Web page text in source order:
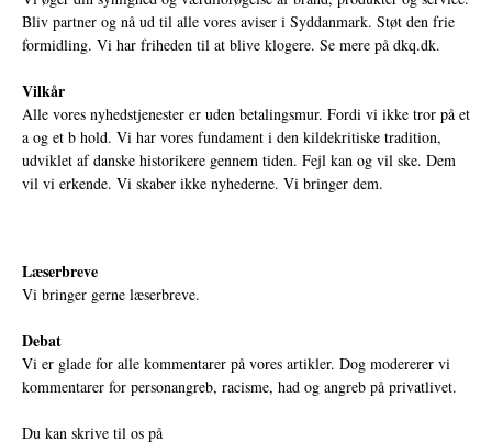
Bliv partner og nå ud til alle vores aviser i Syddanmark. Støt den frie
formidling. Vi har friheden til at blive klogere. Se mere på dkq.dk.
Vilkår
Alle vores nyhedstjenester er uden betalingsmur. Fordi vi ikke tror på et
a og et b hold. Vi har vores fundament i den kildekritiske tradition,
udviklet af danske historikere gennem tiden. Fejl kan og vil ske. Dem
vil vi erkende. Vi skaber ikke nyhederne. Vi bringer dem.
Læserbreve
Vi bringer gerne læserbreve.
Debat
Vi er glade for alle kommentarer på vores artikler. Dog modererer vi
kommentarer for personangreb, racisme, had og angreb på privatlivet.
Du kan skrive til os på